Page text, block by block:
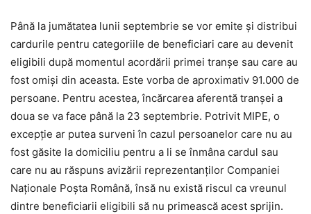
Până la jumătatea lunii septembrie se vor emite şi distribui
cardurile pentru categoriile de beneficiari care au devenit
eligibili după momentul acordării primei tranşe sau care au
fost omişi din aceasta. Este vorba de aproximativ 91.000 de
persoane. Pentru acestea, încărcarea aferentă tranşei a
doua se va face până la 23 septembrie. Potrivit MIPE, o
excepţie ar putea surveni în cazul persoanelor care nu au
fost găsite la domiciliu pentru a li se înmâna cardul sau
care nu au răspuns avizării reprezentanţilor Companiei
Naţionale Poşta Română, însă nu există riscul ca vreunul
dintre beneficiarii eligibili să nu primească acest sprijin.